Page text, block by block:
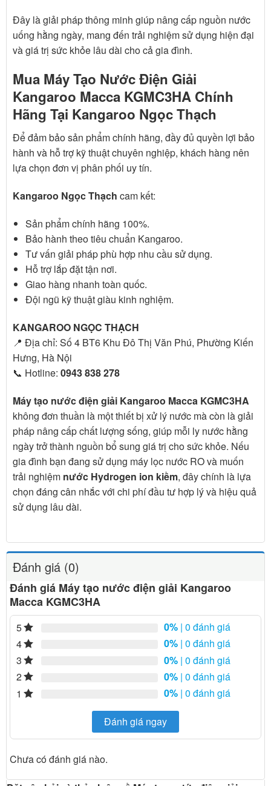
Đây là giải pháp thông minh giúp nâng cấp nguồn nước
uống hằng ngày, mang đến trải nghiệm sử dụng hiện đại
và giá trị sức khỏe lâu dài cho cả gia đình.
Mua Máy Tạo Nước Điện Giải
Kangaroo Macca KGMC3HA Chính
Hãng Tại Kangaroo Ngọc Thạch
Để đảm bảo sản phẩm chính hãng, đầy đủ quyền lợi bảo
hành và hỗ trợ kỹ thuật chuyên nghiệp, khách hàng nên
lựa chọn đơn vị phân phối uy tín.
Kangaroo Ngọc Thạch cam kết:
Sản phẩm chính hãng 100%.
Bảo hành theo tiêu chuẩn Kangaroo.
Tư vấn giải pháp phù hợp nhu cầu sử dụng.
Hỗ trợ lắp đặt tận nơi.
Giao hàng nhanh toàn quốc.
Đội ngũ kỹ thuật giàu kinh nghiệm.
KANGAROO NGỌC THẠCH
📍 Địa chỉ: Số 4 BT6 Khu Đô Thị Văn Phú, Phường Kiến
Hưng, Hà Nội
📞 Hotline: 0943 838 278
Máy tạo nước điện giải Kangaroo Macca KGMC3HA
không đơn thuần là một thiết bị xử lý nước mà còn là giải
pháp nâng cấp chất lượng sống, giúp mỗi ly nước hằng
ngày trở thành nguồn bổ sung giá trị cho sức khỏe. Nếu
gia đình bạn đang sử dụng máy lọc nước RO và muốn
trải nghiệm nước Hydrogen ion kiềm, đây chính là lựa
chọn đáng cân nhắc với chi phí đầu tư hợp lý và hiệu quả
sử dụng lâu dài.
Đánh giá (0)
Đánh giá Máy tạo nước điện giải Kangaroo
Macca KGMC3HA
5 0% | 0 đánh giá
4
0% | 0 đánh giá
3
0% | 0 đánh giá
2
0% | 0 đánh giá
1
0% | 0 đánh giá
Đánh giá ngay
Chưa có đánh giá nào.